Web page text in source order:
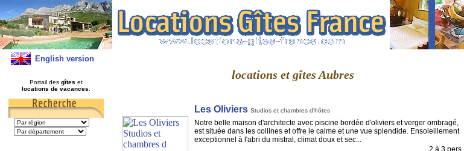
English version
Portail des gîtes et
locations de vacances
locations et gîtes Aubres
Les Oliviers Studios et chambres d'hôtes
Notre belle maison d'architecte avec piscine bordée d'oliviers et verger ombragé,
est située dans les collines et offre le calme et une vue splendide. Ensoleillement
exceptionnel à l'abri du mistral, climat doux et sec...
2 à 3 pers.